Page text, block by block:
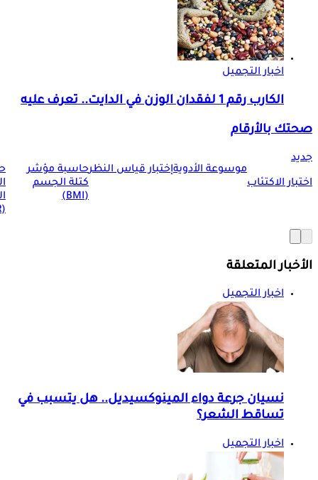
اخبار التجميل
الكارب رقم 1 لفقدان الوزن في الدايت.. تعرف عليه
صحتك بالأرقام
جديد
اختبار الاكتئاب
موسوعة الأدويةإختبار قياس النظرحاسبة مؤشر
كتلة الجسم
(BMI)
(BMR)
الأخبار المتعلقة
اخبار التجميل
نسيان جرعة دواء المينوكسيديل.. هل يتسبب في
تساقط الشعر؟
اخبار التجميل